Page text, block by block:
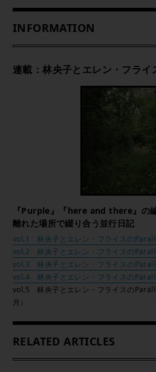
INFORMATION
連載：林央子とエレン・フラ
『Purple』『here and there』の
離れた場所で綴り合う並行日記
vol.1 林央子とエレン・フライスの
vol.2 林央子とエレン・フライスの
vol.3 林央子とエレン・フライスの
vol.4 林央子とエレン・フライスの
vol.5 林央子とエレン・フライスの
月）
RELATED ARTICLES